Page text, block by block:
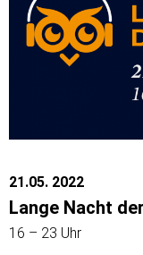
21.05. 2022
Lange Nacht
16 – 23 Uhr